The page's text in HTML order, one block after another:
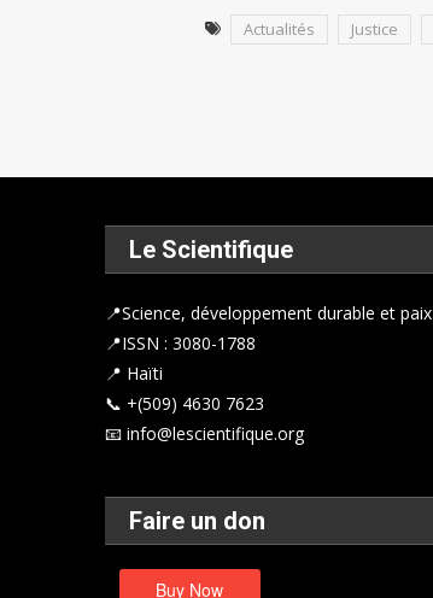
Actualités Justice
Le Scientifique
📍Science, développement durable et paix
📍ISSN : 3080-1788
📍 Haïti
📞 +(509) 4630 7623
📧 info@lescientifique.org
Faire un don